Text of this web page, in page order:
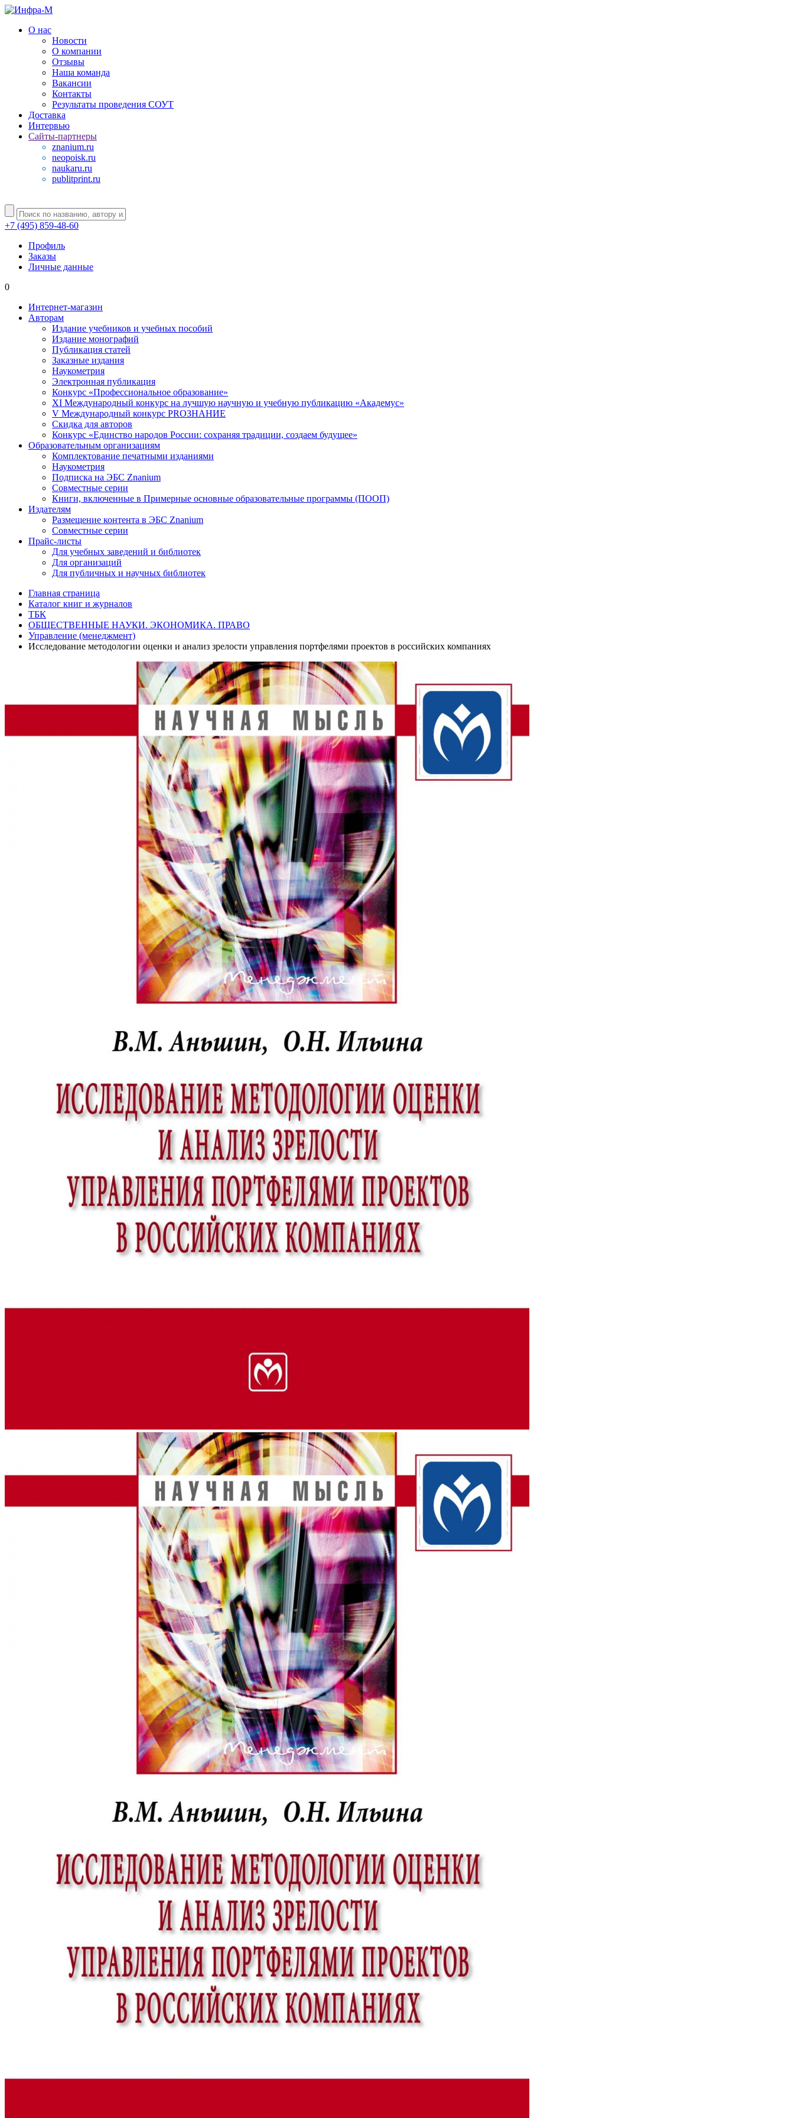
О нас
Новости
О компании
Отзывы
Наша команда
Вакансии
Контакты
Результаты проведения СОУТ
Доставка
Интервью
Сайты-партнеры
znanium.ru
neopoisk.ru
naukaru.ru
publitprint.ru
+7 (495) 859-48-60
Профиль
Заказы
Личные данные
0
Интернет-магазин
Авторам
Издание учебников и учебных пособий
Издание монографий
Публикация статей
Заказные издания
Наукометрия
Электронная публикация
Конкурс «Профессиональное образование»
XI Международный конкурс на лучшую научную и учебную публикацию «Академус»
V Международный конкурс PROЗНАНИЕ
Скидка для авторов
Конкурс «Единство народов России: сохраняя традиции, создаем будущее»
Образовательным организациям
Комплектование печатными изданиями
Наукометрия
Подписка на ЭБС Znanium
Совместные серии
Книги, включенные в Примерные основные образовательные программы (ПООП)
Издателям
Размещение контента в ЭБС Znanium
Совместные серии
Прайс-листы
Для учебных заведений и библиотек
Для организаций
Для публичных и научных библиотек
Главная страница
Каталог книг и журналов
ТБК
ОБЩЕСТВЕННЫЕ НАУКИ. ЭКОНОМИКА. ПРАВО
Управление (менеджмент)
Исследование методологии оценки и анализ зрелости управления портфелями проектов в российских компаниях